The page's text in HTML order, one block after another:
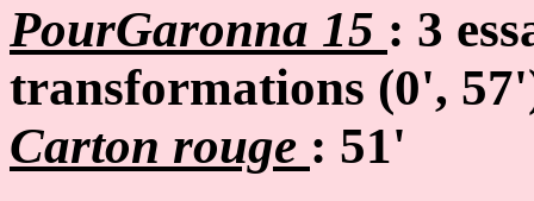
PourGaronna 15 : 3
transformations (0',
Carton rouge : 51'